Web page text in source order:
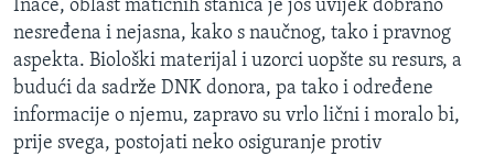
Inače, oblast matičnih stanica je još uvijek dobrano
nesređena i nejasna, kako s naučnog, tako i pravnog
aspekta. Biološki materijal i uzorci uopšte su resurs, a
budući da sadrže DNK donora, pa tako i određene
informacije o njemu, zapravo su vrlo lični i moralo bi,
prije svega, postojati neko osiguranje protiv